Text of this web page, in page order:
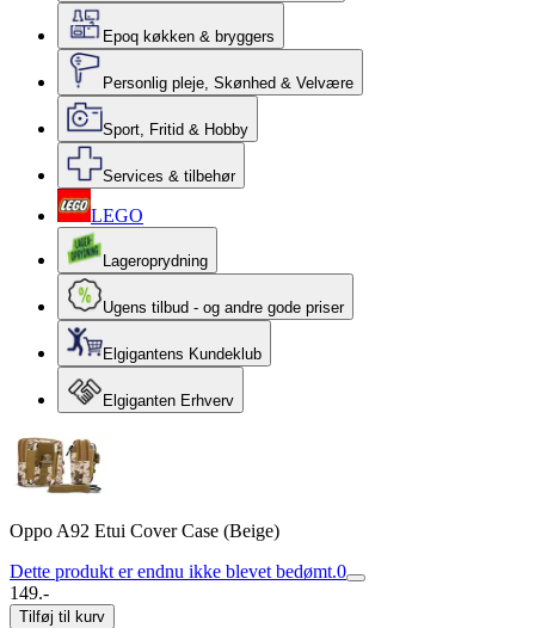
Epoq køkken & bryggers
Personlig pleje, Skønhed & Velvære
Sport, Fritid & Hobby
Services & tilbehør
LEGO
Lageroprydning
Ugens tilbud - og andre gode priser
Elgigantens Kundeklub
Elgiganten Erhverv
Oppo A92 Etui Cover Case (Beige)
Dette produkt er endnu ikke blevet bedømt.0
149.-
Tilføj til kurv